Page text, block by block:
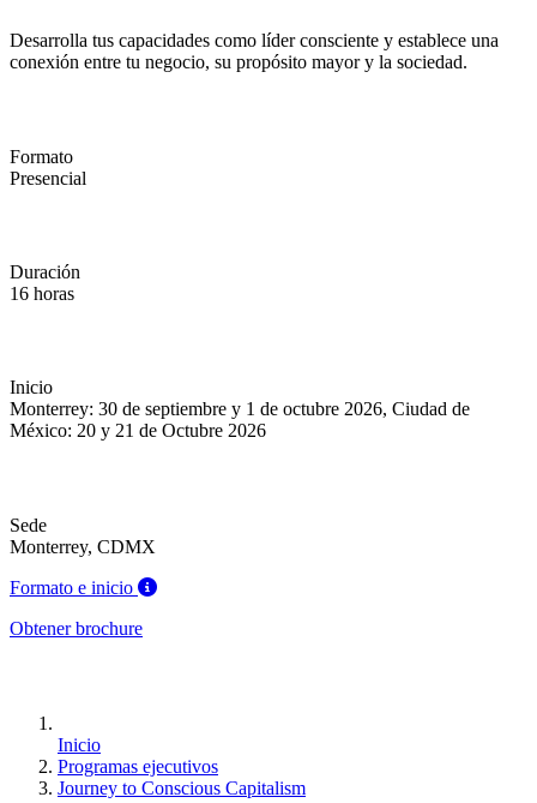
Desarrolla tus capacidades como líder consciente y establece una
conexión entre tu negocio, su propósito mayor y la sociedad.
Formato
Presencial
Duración
16 horas
Inicio
Monterrey: 30 de septiembre y 1 de octubre 2026, Ciudad de
México: 20 y 21 de Octubre 2026
Sede
Monterrey, CDMX
Formato e inicio
Obtener brochure
Inicio
Programas ejecutivos
Journey to Conscious Capitalism